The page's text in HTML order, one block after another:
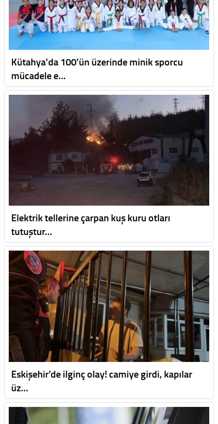
Kütahya'da 100’ün üzerinde minik sporcu
mücadele e…
Elektrik tellerine çarpan kuş kuru otları
tutuştur…
Eskişehir’de ilginç olay! camiye girdi, kapılar
üz…